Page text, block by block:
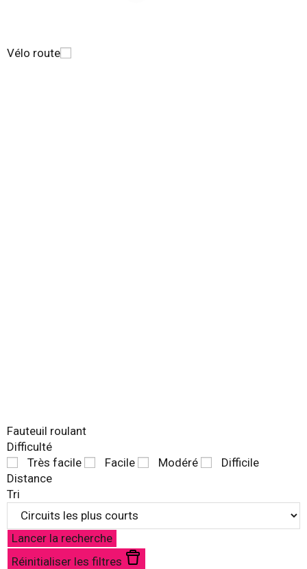
Vélo route
Fauteuil roulant
Difficulté
Très facile
Facile Modéré
Difficile
Distance
Tri
Lancer la recherche
Réinitialiser les filtres